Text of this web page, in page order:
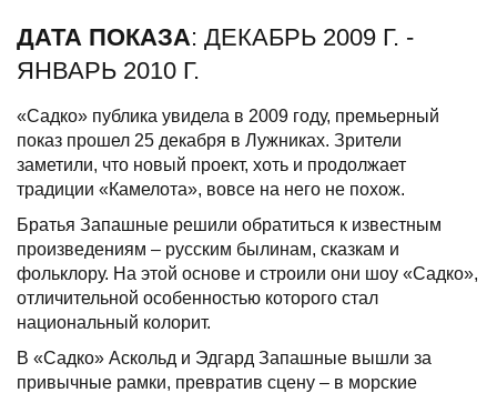
ДАТА ПОКАЗА: ДЕКАБРЬ 2009 Г. -
ЯНВАРЬ 2010 Г.
«Садко» публика увидела в 2009 году, премьерный
показ прошел 25 декабря в Лужниках. Зрители
заметили, что новый проект, хоть и продолжает
традиции «Камелота», вовсе на него не похож.
Братья Запашные решили обратиться к известным
произведениям – русским былинам, сказкам и
фольклору. На этой основе и строили они шоу «Садко»,
отличительной особенностью которого стал
национальный колорит.
В «Садко» Аскольд и Эдгард Запашные вышли за
привычные рамки, превратив сцену – в морские